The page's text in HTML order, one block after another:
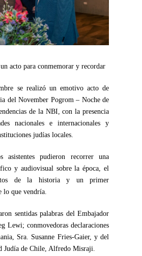
acto para conmemorar y recordar
se realizó un emotivo acto de
del November Pogrom – Noche de
de la NBI, con la presencia
nacionales e internacionales y
judías locales.
pudieron recorrer una
y audiovisual sobre la época, el
de la historia y un primer
lo que vendría.
sentidas palabras del Embajador
Lewi; conmovedoras declaraciones
Sra. Susanne Fries-Gaier, y del
Judía de Chile, Alfredo Misraji.